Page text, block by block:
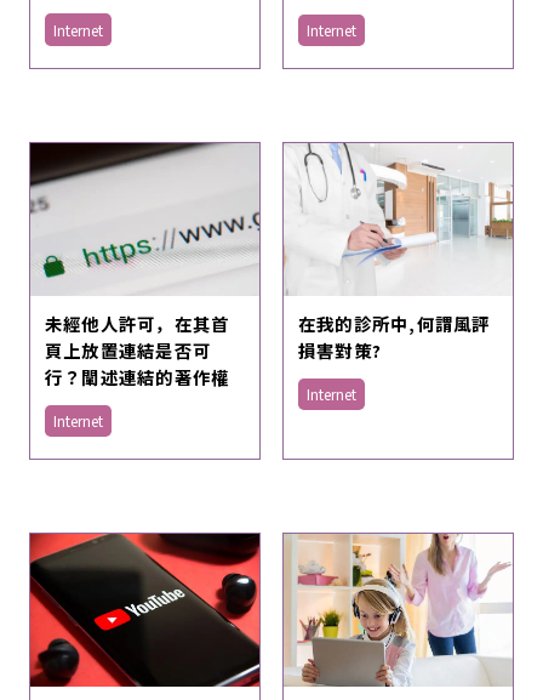
Internet Internet
未經他人許可，在其首
頁上放置連結是否可
行？闡述連結的著作權
Internet
在我的診所中,何謂風評
損害對策?
Internet